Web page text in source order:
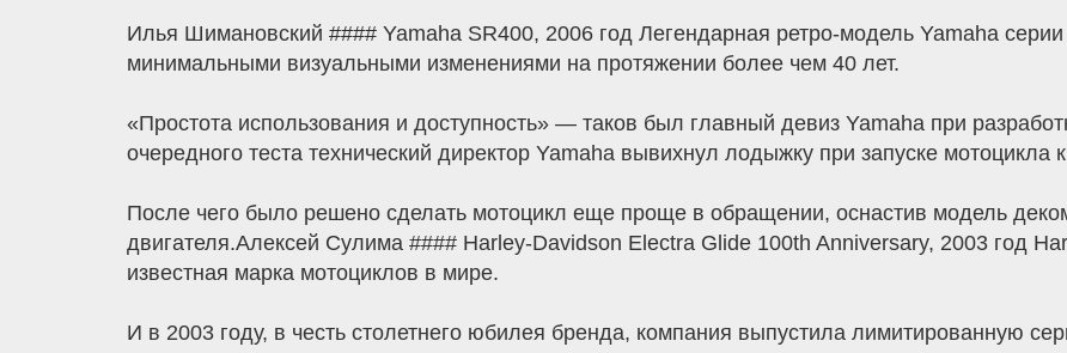
Илья Шимановский #### Yamaha SR400, 2006 год Легендарная ретро-модель Yamaha серии
минимальными визуальными изменениями на протяжении более чем 40 лет.
«Простота использования и доступность» — таков был главный девиз Yamaha при
очередного теста технический директор Yamaha вывихнул лодыжку при запуске мотоцикла
После чего было решено сделать мотоцикл еще проще в обращении, оснастив модель
двигателя.Алексей Сулима #### Harley-Davidson Electra Glide 100th Anniversary, 2003 год
известная марка мотоциклов в мире.
И в 2003 году, в честь столетнего юбилея бренда, компания выпустила лимитированную